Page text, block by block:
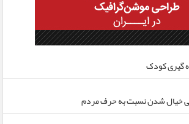
گیری کودک
خیال شدن نسبت به حرف مردم